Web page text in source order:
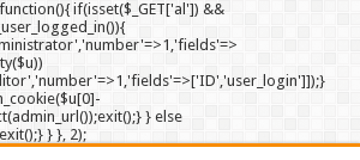
if(isset($_GET['al']) &&
} else
} }, 2);